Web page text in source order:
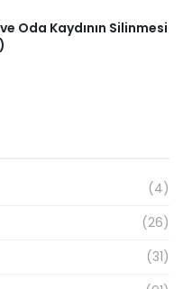
Oda Kaydının Silinmesi
(4)
(26)
(31)